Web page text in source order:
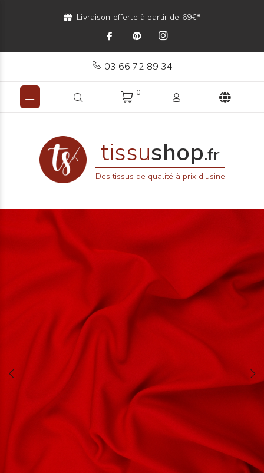
Livraison offerte à partir de 69€*
03 66 72 89 34
0
tissushop.fr
Des tissus de qualité à prix d'usine